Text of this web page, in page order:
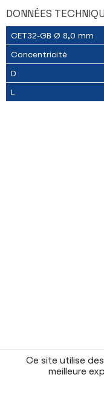
DONNÉES
CET32-GB Ø 8,0 mm
Concentricité
D
L
Ce site utilise
meilleure